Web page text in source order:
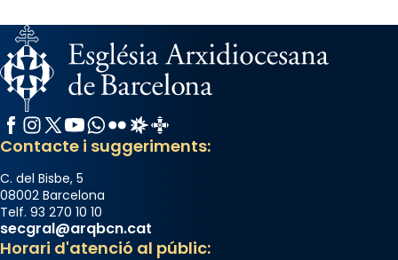
Facebook
Instagram
X / Twitter
YouTube
WhatsApp
FlickrRadio Estel
Catalunya Cristiana
Contacte i suggeriments:
C. del Bisbe, 5
08002 Barcelona
Telf. 93 270 10 10
secgral@arqbcn.cat
Horari d'atenció al públic: